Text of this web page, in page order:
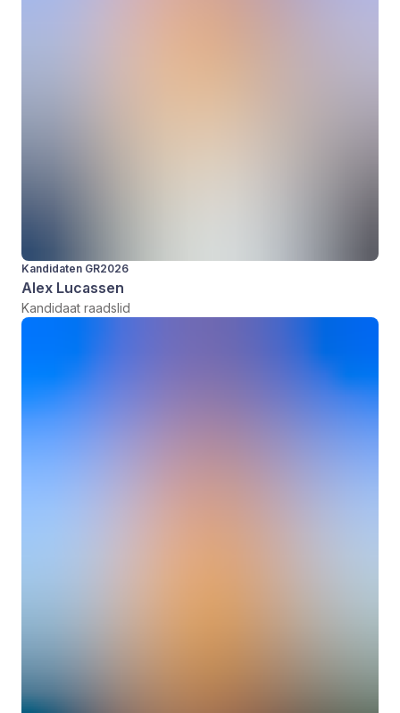
Kandidaten GR2026
Alex Lucassen
Kandidaat raadslid